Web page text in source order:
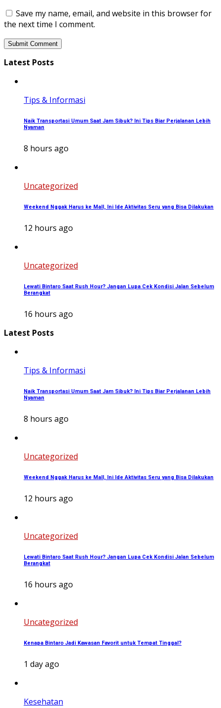
Save my name, email, and website in this browser for
the next time I comment.
Latest Posts
Tips & Informasi
Naik Transportasi Umum Saat Jam Sibuk? Ini Tips Biar Perjalanan Lebih
Nyaman
8 hours ago
Uncategorized
Weekend Nggak Harus ke Mall, Ini Ide Aktivitas Seru yang Bisa Dilakukan
12 hours ago
Uncategorized
Lewati Bintaro Saat Rush Hour? Jangan Lupa Cek Kondisi Jalan Sebelum
Berangkat
16 hours ago
Latest Posts
Tips & Informasi
Naik Transportasi Umum Saat Jam Sibuk? Ini Tips Biar Perjalanan Lebih
Nyaman
8 hours ago
Uncategorized
Weekend Nggak Harus ke Mall, Ini Ide Aktivitas Seru yang Bisa Dilakukan
12 hours ago
Uncategorized
Lewati Bintaro Saat Rush Hour? Jangan Lupa Cek Kondisi Jalan Sebelum
Berangkat
16 hours ago
Uncategorized
Kenapa Bintaro Jadi Kawasan Favorit untuk Tempat Tinggal?
1 day ago
Kesehatan